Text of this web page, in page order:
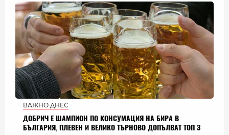
ВАЖНО ДНЕС
ДОБРИЧ Е ШАМПИОН ПО КОНСУМАЦИЯ НА БИРА В
БЪЛГАРИЯ, ПЛЕВЕН И ВЕЛИКО ТЪРНОВО ДОПЪЛВАТ ТОП 3